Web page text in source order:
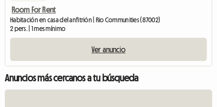
Room For Rent
Habitación en casa del anfitrión | Rio Communities (87002)
2 pers. | 1 mes mínimo
Ver anuncio
Anuncios más cercanos a tu búsqueda